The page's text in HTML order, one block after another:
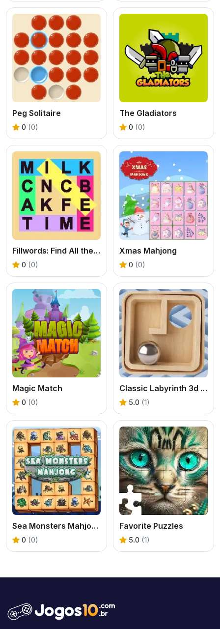
Peg Solitaire
0 (0)
The Gladiators
0 (0)
Fillwords: Find All the Words
0 (0)
Xmas Mahjong
0 (0)
Magic Match
0 (0)
Classic Labyrinth 3d Maze
5.0 (1)
Sea Monsters Mahjong
0 (0)
Favorite Puzzles
5.0 (1)